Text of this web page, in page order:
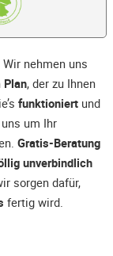
nehmen uns
Plan, der zu Ihnen
funktioniert und
um Ihr
Gratis-Beratung
unverbindlich
sorgen dafür,
fertig wird.